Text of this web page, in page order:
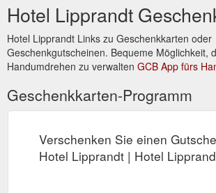
Hotel Lipprandt
Hotel Lipprandt Links zu Geschenkkarten oder
Geschenkgutscheinen. Bequeme Möglichkeit,
Handumdrehen zu verwalten GCB App fürs
Geschenkkarten-Programm
Verschenken Sie einen
Hotel Lipprandt | Hotel